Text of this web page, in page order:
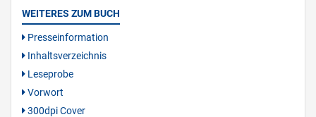
WEITERES ZUM BUCH
Presseinformation
Inhaltsverzeichnis
Leseprobe
Vorwort
300dpi Cover